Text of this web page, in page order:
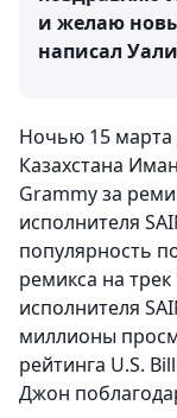
и желаю
написал
Ночью 15 марта
Казахстана
Grammy за
исполнителя
популярность
ремикса на
исполнителя
миллионы
рейтинга U.S.
Джон